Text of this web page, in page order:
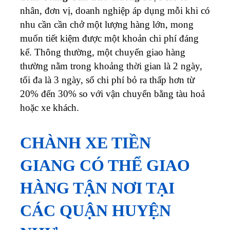
nhân, đơn vị, doanh nghiệp áp dụng mỗi khi có
nhu cần cần chở một lượng hàng lớn, mong
muốn tiết kiệm được một khoản chi phí đáng
kể. Thông thường, một chuyến giao hàng
thường nằm trong khoảng thời gian là 2 ngày,
tối đa là 3 ngày, số chi phí bỏ ra thấp hơn từ
20% đến 30% so với vận chuyển bằng tàu hoả
hoặc xe khách.
CHÀNH XE TIỀN
GIANG CÓ THỂ GIAO
HÀNG TẬN NƠI TẠI
CÁC QUẬN HUYỆN